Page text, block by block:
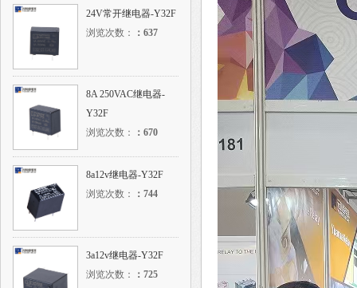
24V常开继电器-Y32F
浏览次数：
： 637
8A 250VAC继电器-
Y32F
浏览次数：
： 670
8a12v继电器-Y32F
浏览次数：
： 744
3a12v继电器-Y32F
浏览次数：
： 725